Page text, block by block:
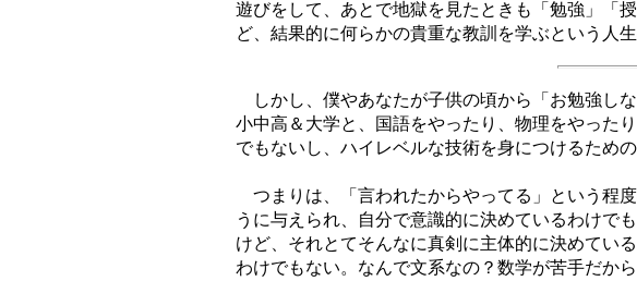
遊びをして、あとで地獄を見たときも「勉強」「
ど、結果的に何らかの貴重な教訓を学ぶという人
しかし、僕やあなたが子供の頃から「お勉強し
小中高＆大学と、国語をやったり、物理をやった
でもないし、ハイレベルな技術を身につけるため
つまりは、「言われたからやってる」という程
うに与えられ、自分で意識的に決めているわけで
けど、それとてそんなに真剣に主体的に決めてい
わけでもない。なんで文系なの？数学が苦手だか